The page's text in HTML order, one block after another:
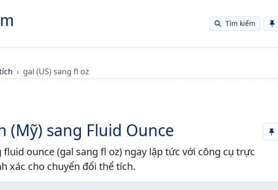
Tìm kiếm
gal (US) sang fl oz
(Mỹ) sang Fluid Ounce
ounce (gal sang fl oz) ngay lập tức với công cụ trực
xác cho chuyển đổi thể tích.